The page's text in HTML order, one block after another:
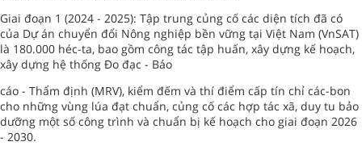
Giai đoạn 1 (2024 - 2025): Tập trung củng cố các diện tích đã có
của Dự án chuyển đổi Nông nghiệp bền vững tại Việt Nam (VnSAT)
là 180.000 héc-ta, bao gồm công tác tập huấn, xây dựng kế hoạch,
xây dựng hệ thống Đo đạc - Báo
cáo - Thẩm định (MRV), kiểm đếm và thí điểm cấp tín chỉ các-bon
cho những vùng lúa đạt chuẩn, củng cố các hợp tác xã, duy tu bảo
dưỡng một số công trình và chuẩn bị kế hoạch cho giai đoạn 2026
- 2030.